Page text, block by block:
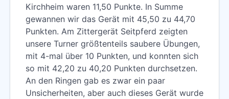
Kirchheim waren 11,50 Punkte. In Summe
gewannen wir das Gerät mit 45,50 zu 44,70
Punkten. Am Zittergerät Seitpferd zeigten
unsere Turner größtenteils saubere Übungen,
mit 4-mal über 10 Punkten, und konnten sich
so mit 42,20 zu 40,20 Punkten durchsetzen.
An den Ringen gab es zwar ein paar
Unsicherheiten, aber auch dieses Gerät wurde